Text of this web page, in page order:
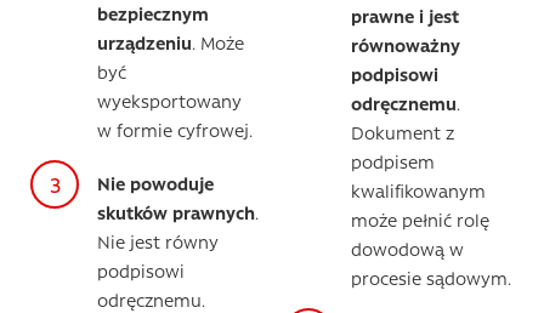
bezpiecznym
urządzeniu. Może
być
wyeksportowany
w formie cyfrowej.
Nie powoduje
skutków prawnych.
Nie jest równy
podpisowi
odręcznemu.
prawne i jest
równoważny
podpisowi
odręcznemu.
Dokument z
podpisem
kwalifikowanym
może pełnić rolę
dowodową w
procesie sądowym.